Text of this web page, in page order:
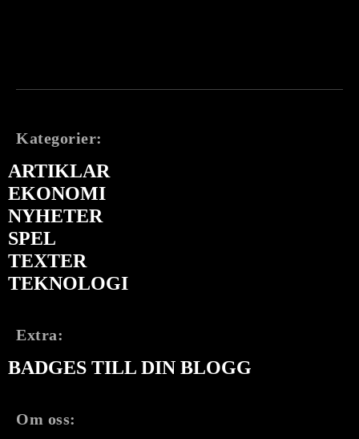
Kategorier:
ARTIKLAR
EKONOMI
NYHETER
SPEL
TEXTER
TEKNOLOGI
Extra:
BADGES TILL DIN BLOGG
Om oss: